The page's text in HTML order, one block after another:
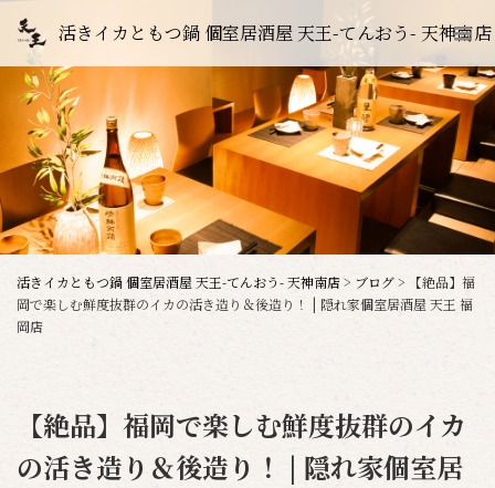
活きイカともつ鍋 個室居酒屋 天王-てんおう- 天神南店
活きイカともつ鍋 個室居酒屋 天王-てんおう- 天神南店> ブログ>
【絶品】福
岡で楽しむ鮮度抜群のイカの活き造り＆後造り！ | 隠れ家個室居酒屋 天王 福
岡店
【絶品】福岡で楽しむ鮮度抜群のイカ
の活き造り＆後造り！ | 隠れ家個室居